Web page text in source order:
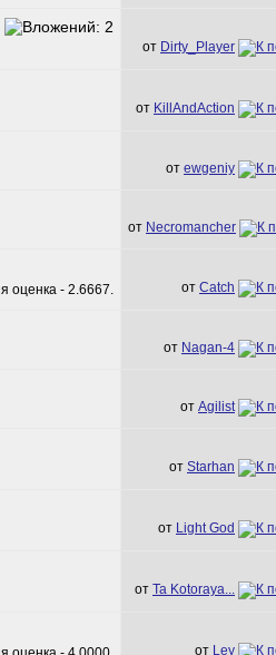
от Dirty_Player
от KillAndAction
от ewgeniy
от Necromancher
от Catch
от Nagan-4
от Agilist
от Starhan
от Light God
от Ta Kotoraya...
от Ley